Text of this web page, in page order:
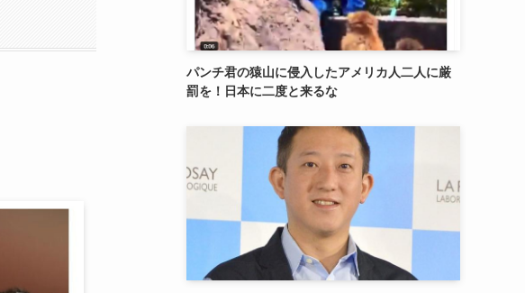
パンチ君の猿山に侵入したアメリカ人二人に厳
罰を！日本に二度と来るな